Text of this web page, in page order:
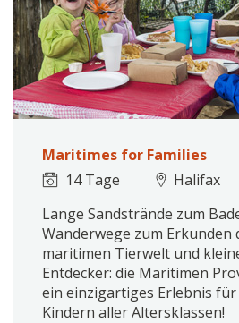
Maritimes for Families
14 Tage
Halifax
Lange Sandstrände zum
Wanderwege zum Erkunden
maritimen Tierwelt und
Entdecker: die Maritimen
ein einzigartiges Erlebnis
Kindern aller Altersklassen!